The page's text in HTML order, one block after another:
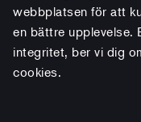
webbplatsen för att
en bättre upplevelse.
integritet, ber vi dig
cookies.